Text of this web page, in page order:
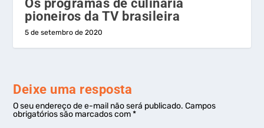
Os programas de culinária
pioneiros da TV brasileira
5 de setembro de 2020
Deixe uma resposta
O seu endereço de e-mail não será publicado. Campos
obrigatórios são marcados com*